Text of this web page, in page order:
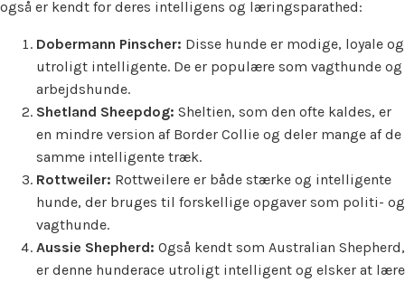
også er kendt for deres intelligens og læringsparathed:
Dobermann Pinscher: Disse hunde er modige, loyale og
utroligt intelligente. De er populære som vagthunde og
arbejdshunde.
Shetland Sheepdog: Sheltien, som den ofte kaldes, er
en mindre version af Border Collie og deler mange af de
samme intelligente træk.
Rottweiler: Rottweilere er både stærke og intelligente
hunde, der bruges til forskellige opgaver som politi- og
vagthunde.
Aussie Shepherd: Også kendt som Australian Shepherd,
er denne hunderace utroligt intelligent og elsker at lære